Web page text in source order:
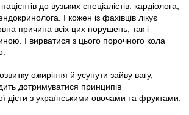
до вузьких спеціалістів: кардіолога,
І кожен із фахівців лікує
причина всіх цих порушень, так і
І вирватися з цього порочного кола
ожиріння й усунути зайву вагу,
дотримуватися принципів
дієти з українськими овочами та фруктами.